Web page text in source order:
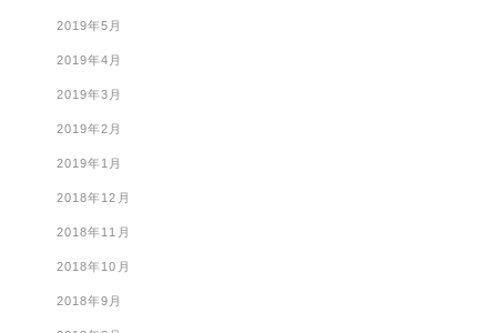
2019年5月
2019年4月
2019年3月
2019年2月
2019年1月
2018年12月
2018年11月
2018年10月
2018年9月